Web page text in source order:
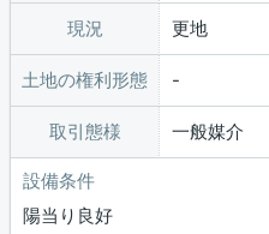
現況 更地
土地の権利形態
取引態様 一般媒介
設備条件
陽当り良好